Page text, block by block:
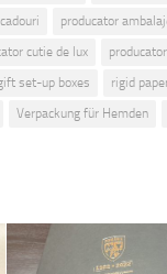
producator
cutie de lux
set-up boxes rigid
Verpackung für Hemden